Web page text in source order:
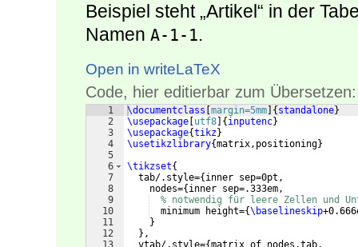
Beispiel steht „Artikel“ in der
Namen A-1-1.
Open in writeLaTeX
Code, hier editierbar zum Übersetzen:
1
2
3
4
5
6
7
8
9
10
11
12
\documentclass margin=5mm { standalone}
\usepackage utf8 { inputenc}
\usepackage{tikz}
\usetikzlibrary{matrix,positioning}
\tikzset{
  tab/.style=
{ inner sep=0pt,
    nodes=
{ inner sep=.333em,
% notwendig für leere Zellen und
  minimum height=
{\baselineskip
}
} ,